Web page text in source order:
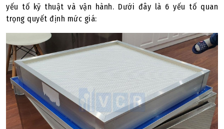
yếu tố kỹ thuật và vận hành. Dưới đây là 6 yếu tố quan
trọng quyết định mức giá: